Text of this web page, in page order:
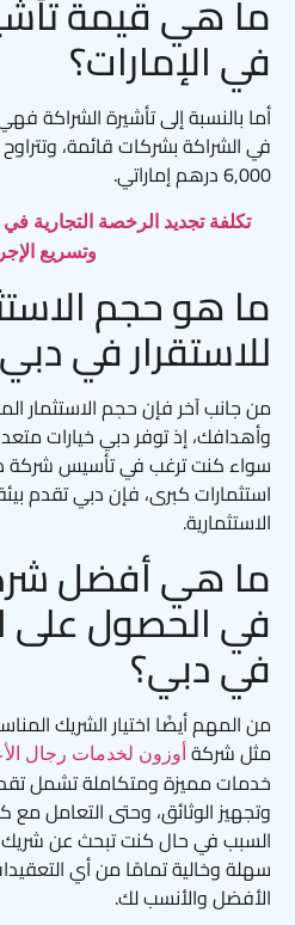
ما هي قيمة
في الإمارات؟
أما بالنسبة إلى تأشيرة الشراكة
6,000 درهم إماراتي.
وتسريع
ما هو حجم
للاستقرار في
من جانب آخر فإن حجم الاستثمار
وأهدافك، إذ توفر دبي خيارات
سواء كنت ترغب في تأسيس شركة
استثمارات كبرى، فإن دبي تقدم
الاستثمارية.
ما هي أفضل
في الحصول على
في دبي؟
من المهم أيضًا اختيار الشريك
مثل شركة أوزون لخدمات رجال
خدمات مميزة ومتكاملة تشمل
وتجهيز الوثائق، وحتى التعامل مع
السبب في حال كنت تبحث عن شريك
سهلة وخالية تمامًا من أي
الأفضل والأنسب لك.